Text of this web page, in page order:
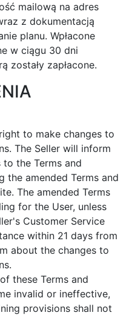
mailową na adres
z dokumentacją
planu. Wpłacone
w ciągu 30 dni
zostały zapłacone.
to make changes to
The Seller will inform
the Terms and
the amended Terms and
The amended Terms
for the User, unless
Customer Service
within 21 days from
about the changes to
these Terms and
invalid or ineffective,
provisions shall not